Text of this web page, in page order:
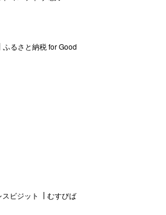
ふるさと納税 for Good
ビジット むすびば